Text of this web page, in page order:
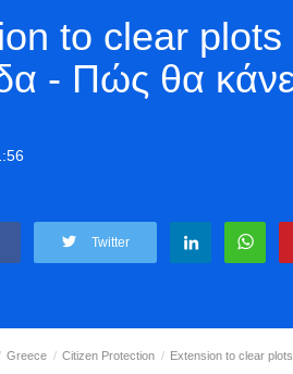
to clear plots
- Πώς θα
Twitter
Greece Citizen Protection Extension to clear plots